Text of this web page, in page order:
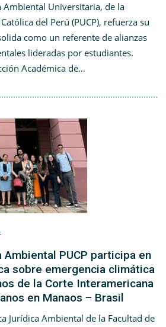
Ambiental Universitaria, de la
del Perú (PUCP), refuerza su
como un referente de alianzas
lideradas por estudiantes.
Académica de…
Ambiental PUCP participa en
sobre emergencia climática
de la Corte Interamericana
en Manaos – Brasil
Jurídica Ambiental de la Facultad de